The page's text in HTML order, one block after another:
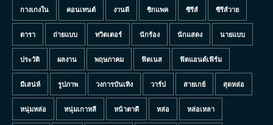
กางเกงใน คอนเทนต์ งานดี ซิกแพค ซีรีส์ ซีรีส์วาย
ดารา ถ่ายแบบ ทวิตเตอร์ นักร้อง นักแสดง นายแบบ
ประวัติ ผลงาน พฤษภาคม ฟิตเนส ฟิตแอนด์เฟิร์ม
มีเสน่ห์ รูปภาพ วงการบันเทิง วาร์ป สายเกย์ สุดหล่อ
หนุ่มหล่อ หนุ่มเกาหลี หน้าตาดี หล่อ หล่อเหลา